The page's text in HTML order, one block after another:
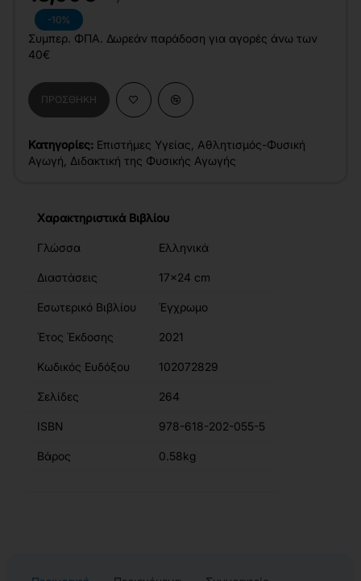
-10%
Συμπερ. ΦΠΑ. Δωρεάν παράδοση για αγορές άνω των
40€
ΠΡΟΣΘΉΚΗ
Κατηγορίες: Επιστήμες Υγείας Αθλητισμός-Φυσική
Αγωγή Διδακτική της Φυσικής Αγωγής
Χαρακτηριστικά Βιβλίου
Γλώσσα Ελληνικά
Διαστάσεις 17x24 cm
Εσωτερικό Βιβλίου Έγχρωμο
Έτος Έκδοσης 2021
Κωδικός Ευδόξου 102072829
Σελίδες 264
ISBN 978-618-202-055-5
Βάρος 0.58kg